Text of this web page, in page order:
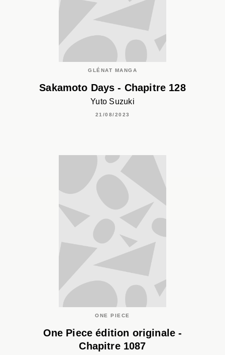
GLÉNAT MANGA
Sakamoto Days - Chapitre 128
Yuto Suzuki
21/08/2023
ONE PIECE
One Piece édition originale -
Chapitre 1087